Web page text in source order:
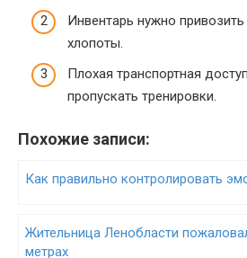
Инвентарь нужно
хлопоты.
Плохая транспортная
пропускать тренировки.
Похожие записи:
Как правильно контролировать
Жительница Ленобласти
метрах